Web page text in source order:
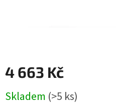
4 663 Kč
cena:
Skladem (>5 ks)